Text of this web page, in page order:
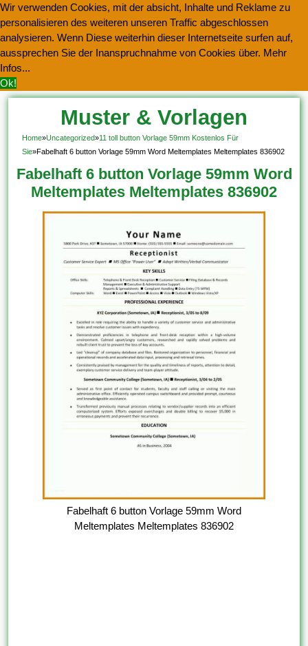
Wir verwenden Cookies, mit der absicht, Inhalte und Reklame zu
personalisieren des weiteren unseren Traffic abgeschlossen
analysieren. Wenn Diese weiterhin dieser Internetseite surfen auf,
aussprechen Sie der Inanspruchnahme von Cookies über. Mehr
Infos...
Ok!
Muster & Vorlagen
Kostenlos Herunterladen
Home»Uncategorized»11 toll button Vorlage 59mm Kostenlos Für
Sie»Fabelhaft 6 button Vorlage 59mm Word Meltemplates Meltemplates 836902
Fabelhaft 6 button Vorlage 59mm Word
Meltemplates Meltemplates 836902
Fabelhaft 6 button Vorlage 59mm Word
Meltemplates Meltemplates 836902